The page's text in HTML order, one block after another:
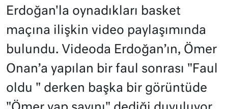
Erdoğan'la oynadıkları basket
maçına ilişkin video paylaşımında
bulundu. Videoda Erdoğan’ın, Ömer
Onan’a yapılan bir faul sonrası "Faul
oldu " derken başka bir görüntüde